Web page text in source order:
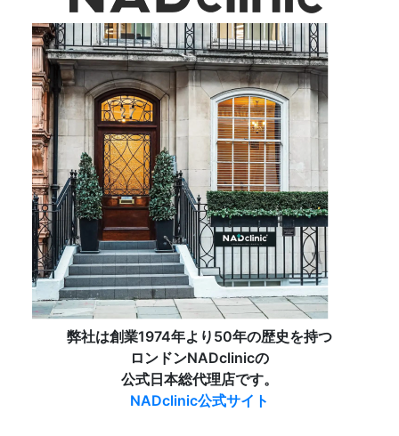
弊社は創業1974年より50年の歴史を持つ
ロンドンNADclinicの
公式日本総代理店です。
NADclinic公式サイト